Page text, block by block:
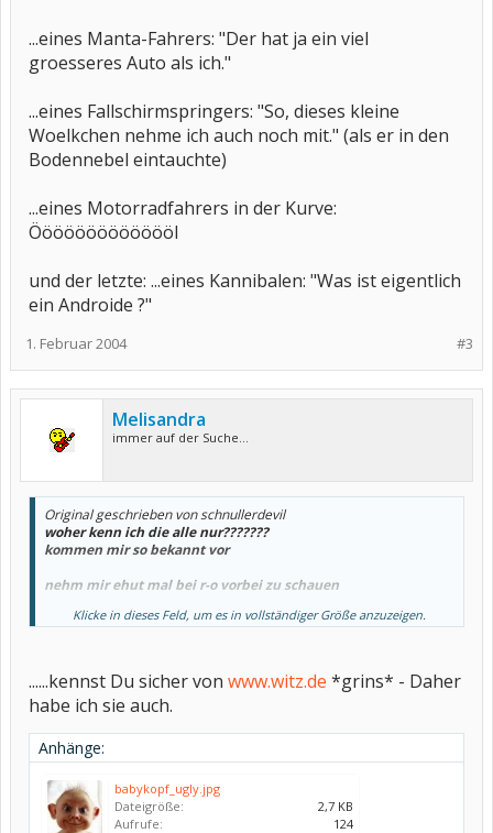
...eines Manta-Fahrers: "Der hat ja ein viel
groesseres Auto als ich."
...eines Fallschirmspringers: "So, dieses kleine
Woelkchen nehme ich auch noch mit." (als er in den
Bodennebel eintauchte)
...eines Motorradfahrers in der Kurve:
Öööööööööööööl
und der letzte: ...eines Kannibalen: "Was ist eigentlich
ein Androide ?"
#3
1. Februar 2004
Melisandra
immer auf der Suche...
Original geschrieben von schnullerdevil
woher kenn ich die alle nur???????
kommen mir so bekannt vor
nehm mir ehut mal bei r-o vorbei zu schauen
hab da noch eins
...eines Bergsteigers:"Wo ist das Seil ?"
Klicke in dieses Feld, um es in vollständiger Größe anzuzeigen.
......kennst Du sicher von www.witz.de *grins* - Daher
habe ich sie auch.
Anhänge:
babykopf_ugly.jpg
Dateigröße:
2,7 KB
Aufrufe:
124